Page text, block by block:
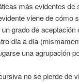
más evidentes
viene de cómo
grado de
día a día
una agrupación
no se pierde de